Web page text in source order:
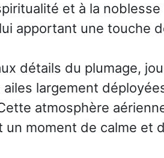
et à la
apportant une touche
détails du plumage,
largement
atmosphère
un moment de calme et